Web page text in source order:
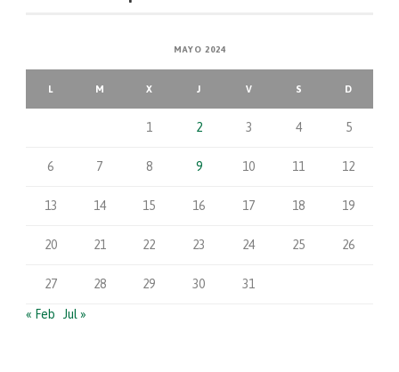
MAYO 2024
L M X J V S D
1 2 3 4 5
6 7 8 9 10 11 12
13 14 15 16 17 18 19
20 21 22 23 24 25 26
27 28 29 30 31
« Feb Jul »